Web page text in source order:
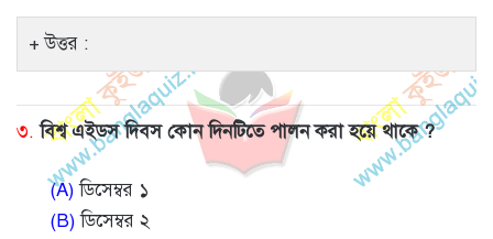
উত্তর :
৩. বিশ্ব এইডস দিবস কোন দিনটিতে পালন করা হয়ে থাকে ?
(A)ডিসেম্বর ১
(B)ডিসেম্বর ২